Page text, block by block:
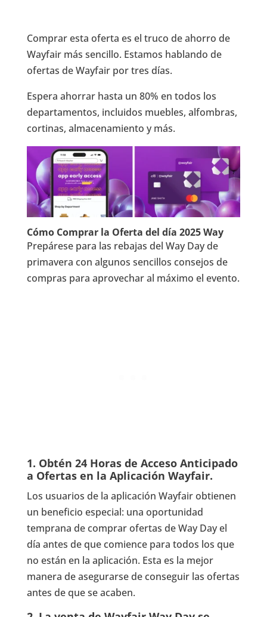
Comprar esta oferta es el truco de ahorro de
Wayfair más sencillo. Estamos hablando de
ofertas de Wayfair por tres días.
Espera ahorrar hasta un 80% en todos los
departamentos, incluidos muebles, alfombras,
cortinas, almacenamiento y más.
Cómo Comprar la Oferta del día 2025 Way
Prepárese para las rebajas del Way Day de
primavera con algunos sencillos consejos de
compras para aprovechar al máximo el evento.
1. Obtén 24 Horas de Acceso Anticipado
a Ofertas en la Aplicación Wayfair.
Los usuarios de la aplicación Wayfair obtienen
un beneficio especial: una oportunidad
temprana de comprar ofertas de Way Day el
día antes de que comience para todos los que
no están en la aplicación. Esta es la mejor
manera de asegurarse de conseguir las ofertas
antes de que se acaben.